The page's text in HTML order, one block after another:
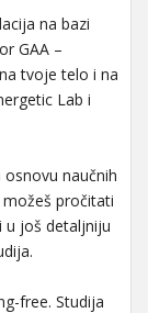
na bazi
GAA –
tvoje telo i na
Lab i
naučnih
možeš pročitati
u još detaljniju
free. Studija